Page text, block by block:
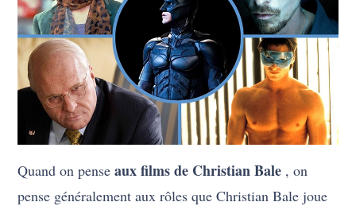
Quand on penseaux films de Christian Bale , on
pense généralement aux rôles que Christian Bale joue